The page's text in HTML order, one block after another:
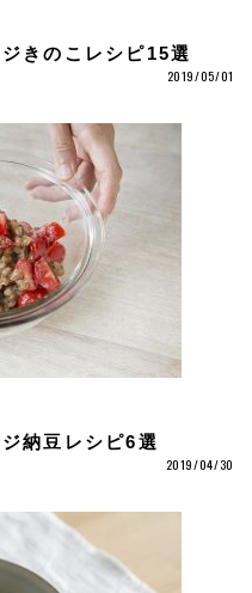
きのこレシピ15選
2019/05/01
納豆レシピ6選
2019/04/30